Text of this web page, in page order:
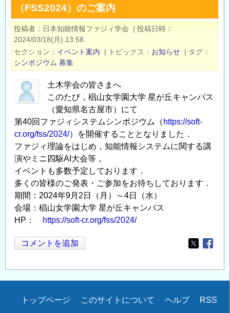
（FSS2024）のご案内
投稿者 日本知能情報ファジィ学会 | 投稿日時
2024/03/18(月) 13:58
セクション
イベント案内 | トピックス お知らせ | タグ
シンポジウム 募集
土木学会の皆さまへ
このたび，椙山女学園大学 星が丘キャンパス
（愛知県名古屋市）にて
第40回ファジィシステムシンポジウム（ https://soft-
cr.org/fss/2024/）を開催することとなりました．
ファジィ理論をはじめ，知能情報システムに関する講
演やミニ四駆AI大会等，
イベントも多数予定しております．
多くの皆様のご発表・ご参加をお待ちしております．
期間：2024年9月2日（月）～4日（水）
会場：椙山女学園大学 星が丘キャンパス
HP：
https://soft-cr.org/fss/2024/
コメントを追加
Opens in
Secondary
トップページ このサイトについて ヘルプ RSS